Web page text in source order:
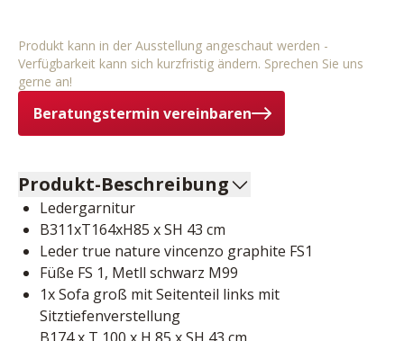
Produkt kann in der Ausstellung angeschaut werden -
Verfügbarkeit kann sich kurzfristig ändern. Sprechen Sie uns
gerne an!
Beratungstermin vereinbaren
Produkt-Beschreibung
Ledergarnitur
B311xT164xH85 x SH 43 cm
Leder true nature vincenzo graphite FS1
Füße FS 1, Metll schwarz M99
1x Sofa groß mit Seitenteil links mit
Sitztiefenverstellung